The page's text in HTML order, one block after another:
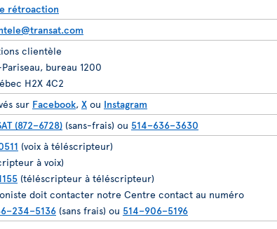
rétroaction
clientèle
bureau 1200
H2X 4C2
sur Facebook, X ou Instagram
(872–6728) (sans-frais) ou 514–636–3630
(voix à téléscripteur)
à voix)
(téléscripteur à téléscripteur)
doit contacter notre Centre contact au numéro
(sans frais) ou 514–906–5196